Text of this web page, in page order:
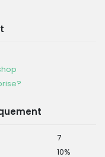
7
10%